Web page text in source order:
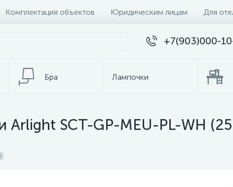
Комплектация объектов Юридическим лицам Для
+7(903)000-
Бра Лампочки
Arlight SCT-GP-MEU-PL-WH